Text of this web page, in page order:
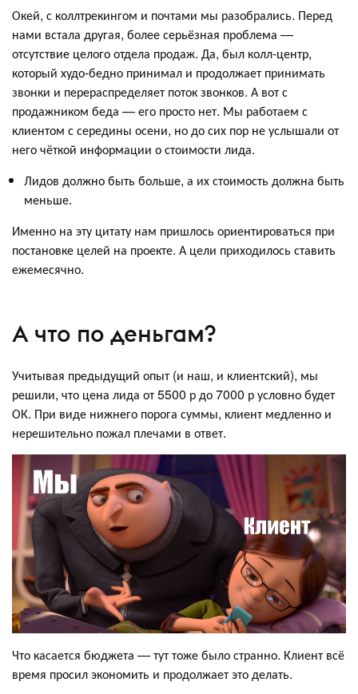
Окей, с коллтрекингом и почтами мы разобрались. Перед
нами встала другая, более серьёзная проблема —
отсутствие целого отдела продаж. Да, был колл-центр,
который худо-бедно принимал и продолжает принимать
звонки и перераспределяет поток звонков. А вот с
продажником беда — его просто нет. Мы работаем с
клиентом с середины осени, но до сих пор не услышали от
него чёткой информации о стоимости лида.
Лидов должно быть больше, а их стоимость должна быть
меньше.
Именно на эту цитату нам пришлось ориентироваться при
постановке целей на проекте. А цели приходилось ставить
ежемесячно.
А что по деньгам?
Учитывая предыдущий опыт (и наш, и клиентский), мы
решили, что цена лида от 5500 р до 7000 р условно будет
ОК. При виде нижнего порога суммы, клиент медленно и
нерешительно пожал плечами в ответ.
Что касается бюджета — тут тоже было странно. Клиент всё
время просил экономить и продолжает это делать.